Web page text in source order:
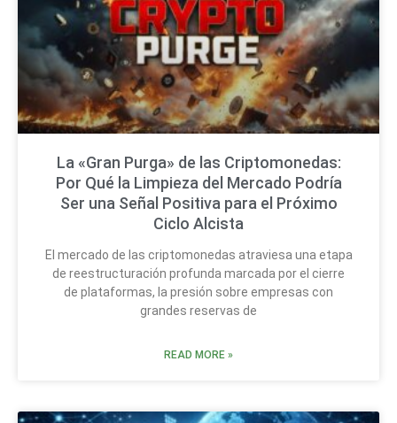
La «Gran Purga» de las Criptomonedas:
Por Qué la Limpieza del Mercado Podría
Ser una Señal Positiva para el Próximo
Ciclo Alcista
El mercado de las criptomonedas atraviesa una etapa
de reestructuración profunda marcada por el cierre
de plataformas, la presión sobre empresas con
grandes reservas de
READ MORE »